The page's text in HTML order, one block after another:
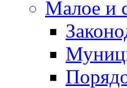
Малое и